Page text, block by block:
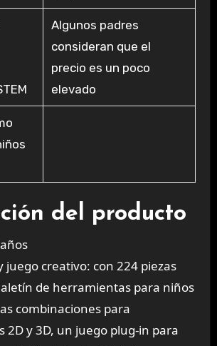
Algunos padres
consideran que el
precio es un poco
elevado
del producto
juego creativo: con 224 piezas
de herramientas para niños
combinaciones para
2D y 3D, un juego plug-in para